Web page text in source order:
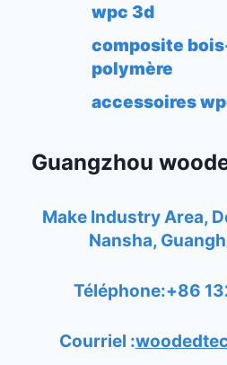
wpc 3d
composite
polymère
accessoires
Guangzhou
Make Industry Area,
Nansha,
Téléphone:+86
Courriel :